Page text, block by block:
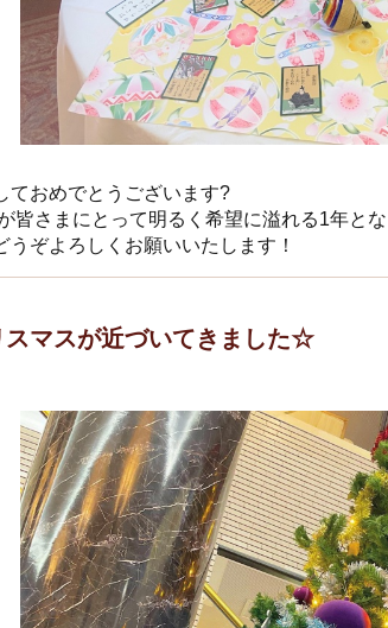
ておめでとうございます?
皆さまにとって明るく希望に溢れる1年とな
うぞよろしくお願いいたします！
マスが近づいてきました☆